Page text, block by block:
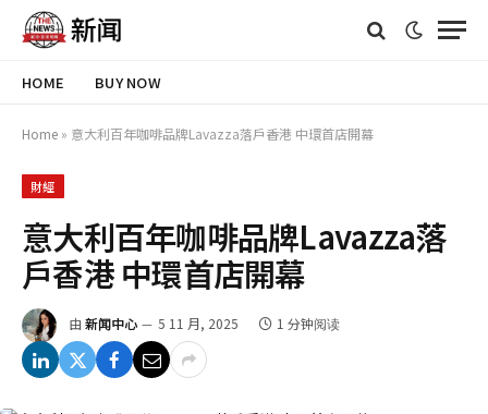
HOME BUY NOW
Home » 意大利百年咖啡品牌Lavazza落戶香港 中環首店開幕
財經
意大利百年咖啡品牌Lavazza落
戶香港 中環首店開幕
由 新闻中心 5 11 月, 2025 1 分钟阅读